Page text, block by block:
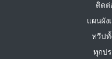
ติดต่
แผนผัง
ทวีปทั้
ทุกป